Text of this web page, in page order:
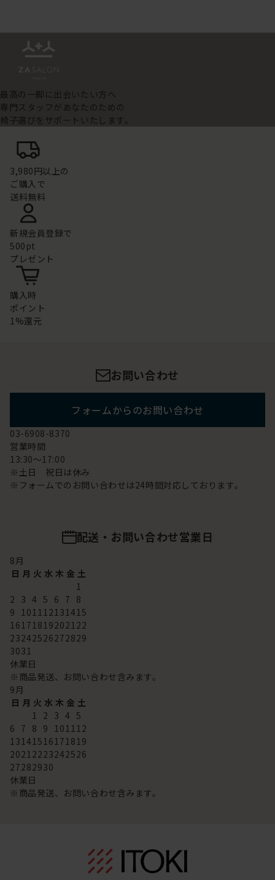
最高の一脚に出会いたい方へ
専門スタッフがあなたのための
椅子選びをサポートいたします。
3,980円以上の
ご購入で
送料無料
新規会員登録で
500pt
プレゼント
購入時
ポイント
1%還元
お問い合わせ
フォームからのお問い合わせ
03-6908-8370
営業時間
13:30～17:00
※土日 祝日は休み
※フォームでのお問い合わせは24時間対応しております。
配送・お問い合わせ営業日
8月
日 月 火 水 木 金 土
1
2 3 4 5 6 7 8
9 101112131415
16171819202122
23242526272829
3031
休業日
※商品発送、お問い合わせ含みます。
9月
日 月 火 水 木 金 土
1 2 3 4 5
6 7 8 9 101112
13141516171819
20212223242526
27282930
休業日
※商品発送、お問い合わせ含みます。